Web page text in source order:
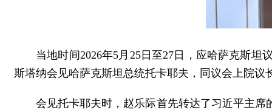
当地时间2026年5月25日至27日，应哈萨克斯
斯塔纳会见哈萨克斯坦总统托卡耶夫，同议会上院
会见托卡耶夫时，赵乐际首先转达了习近平主